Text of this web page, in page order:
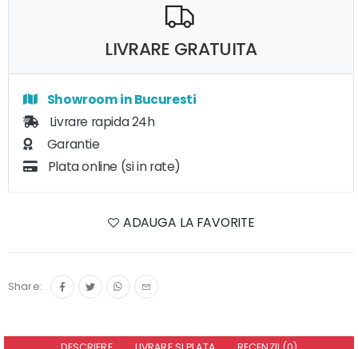
LIVRARE GRATUITA
Showroom in Bucuresti
Livrare rapida 24h
Garantie
Plata online (si in rate)
ADAUGA LA FAVORITE
Share: